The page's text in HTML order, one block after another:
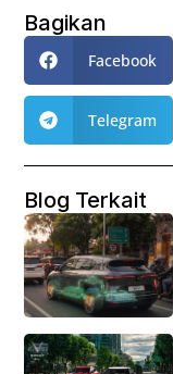
Bagikan
Facebook
Telegram
Blog Terkait